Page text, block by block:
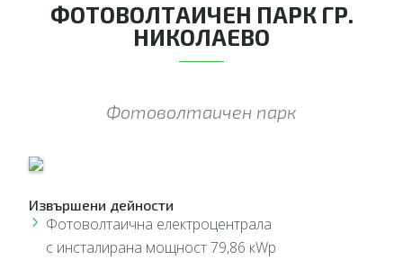
ФОТОВОЛТАИЧЕН ПАРК ГР.
НИКОЛАЕВО
Фотоволтаичен парк
Извършени дейности
Фотоволтаична електроцентрала
с инсталирана мощност 79,86 кWр